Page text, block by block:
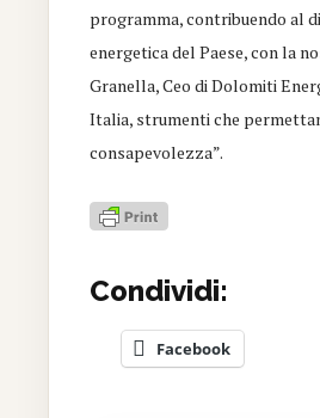
programma, contribuendo al
energetica del Paese, con la
Granella, Ceo di Dolomiti
Italia, strumenti che
consapevolezza”.
Condividi:
Facebook